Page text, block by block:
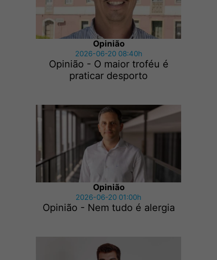
Opinião
2026-06-20 08:40h
Opinião - O maior troféu é
praticar desporto
Opinião
2026-06-20 01:00h
Opinião - Nem tudo é alergia